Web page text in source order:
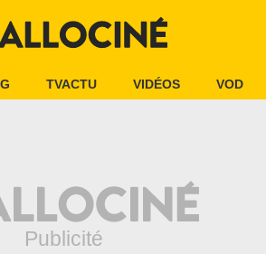
TVACTU VIDÉOS VOD